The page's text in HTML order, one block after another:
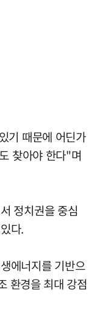
기 때문에 어딘가
찾아야 한다"며
정치권을 중심
다.
에너지를 기반으
환경을 최대 강점